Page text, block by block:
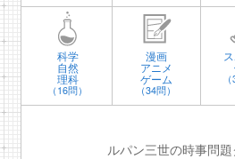
科学
自然
理科
（16問）
漫画
アニメ
ゲーム
（34問）
ルパン三世の時事問